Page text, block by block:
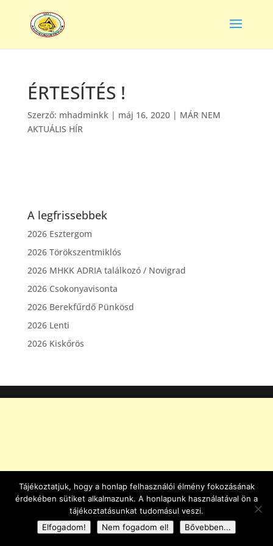
ÉRTESÍTÉS !
Szerző: mhadminkk| máj 16, 2020| MÁR NEM
AKTUÁLIS HÍR
A legfrissebbek
2026 Esztergom
2026 Törökszentmiklós
2026 MHKK ADRIA találkozó / Novigrad
2026 Csokonyavisonta
2026 Berekfűrdő Pünkösd
2026 Lenti
2026 Kiskőrös
Tájékoztatjuk, hogy a honlap felhasználói élmény fokozásának
érdekében sütiket alkalmazunk. A honlapunk használatával ön a
tájékoztatásunkat tudomásul veszi.
Elfogadom!
Nem fogadom el! Bővebben...